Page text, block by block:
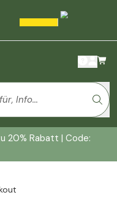
20% Rabatt | Code: